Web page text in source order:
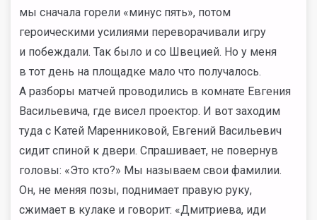
мы сначала горели «минус пять», потом
героическими усилиями переворачивали игру
и побеждали. Так было и со Швецией. Но у меня
в тот день на площадке мало что получалось.
А разборы матчей проводились в комнате Евгения
Васильевича, где висел проектор. И вот заходим
туда с Катей Маренниковой, Евгений Васильевич
сидит спиной к двери. Спрашивает, не повернув
головы: «Это кто?» Мы называем свои фамилии.
Он, не меняя позы, поднимает правую руку,
сжимает в кулаке и говорит: «Дмитриева, иди